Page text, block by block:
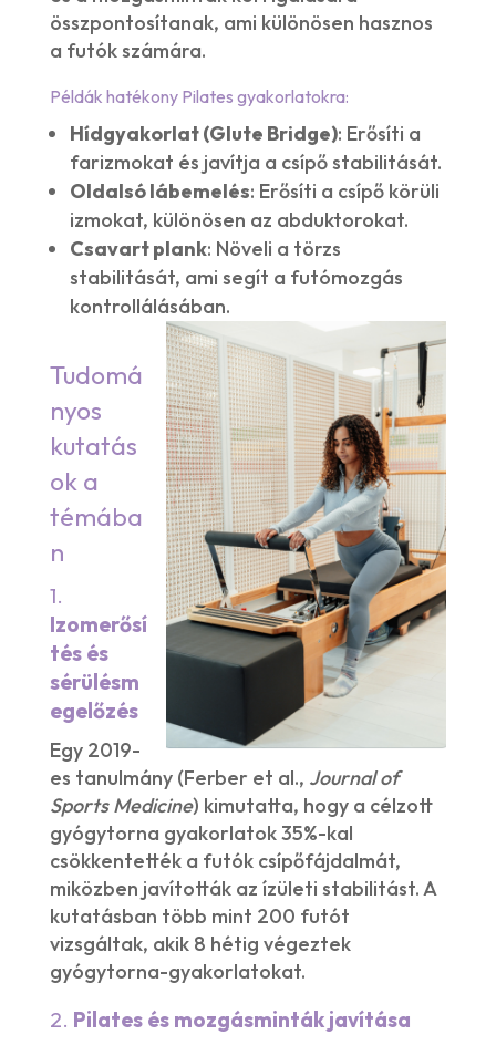
összpontosítanak, ami különösen hasznos
a futók számára.
Példák hatékony Pilates gyakorlatokra:
Hídgyakorlat (Glute Bridge): Erősíti a
farizmokat és javítja a csípő stabilitását.
Oldalsó lábemelés: Erősíti a csípő körüli
izmokat, különösen az abduktorokat.
Csavart plank: Növeli a törzs
stabilitását, ami segít a futómozgás
kontrollálásában.
Tudomá
nyos
kutatás
ok a
témába
n
1.
Izomerősí
tés és
sérülésm
egelőzés
Egy 2019-
es tanulmány (Ferber et al., Journal of
Sports Medicine) kimutatta, hogy a célzott
gyógytorna gyakorlatok 35%-kal
csökkentették a futók csípőfájdalmát,
miközben javították az ízületi stabilitást. A
kutatásban több mint 200 futót
vizsgáltak, akik 8 hétig végeztek
gyógytorna-gyakorlatokat.
2. Pilates és mozgásminták javítása